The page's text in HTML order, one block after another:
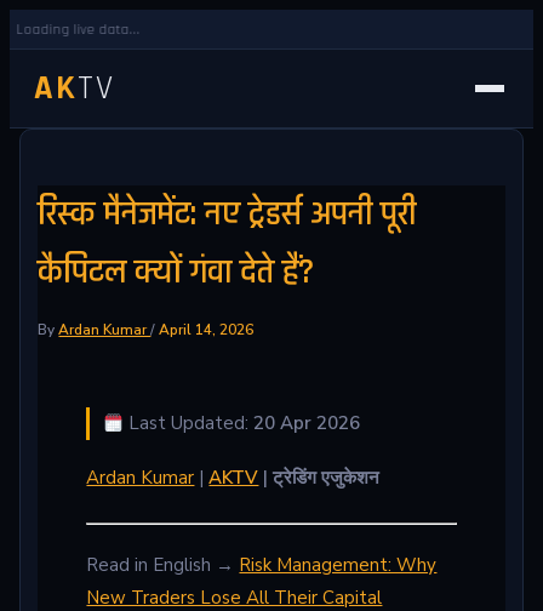
Loading live data...
AKTV
रिस्क मैनेजमेंट: नए ट्रेडर्स अपनी पूरी
कैपिटल क्यों गंवा देते हैं?
ByArdan Kumar/April 14, 2026
Last Updated: 20 Apr 2026
Ardan Kumar |AKTV | ट्रेडिंग एजुकेशन
Read in English → Risk Management: Why
New Traders Lose All Their Capital